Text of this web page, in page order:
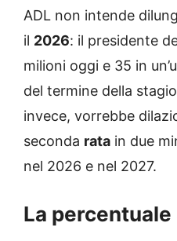
ADL non intende
il 2026: il presidente
milioni oggi e 35 in
del termine della
invece, vorrebbe
seconda rata in due
nel 2026 e nel 2027.
La